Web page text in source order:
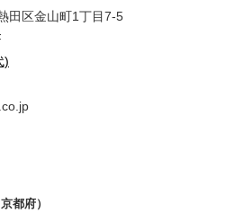
田区金山町1丁目7-5
)
都府）